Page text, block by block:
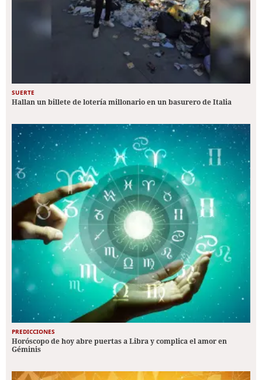
SUERTE
Hallan un billete de lotería millonario en un basurero de Italia
PREDICCIONES
Horóscopo de hoy abre puertas a Libra y complica el amor en
Géminis